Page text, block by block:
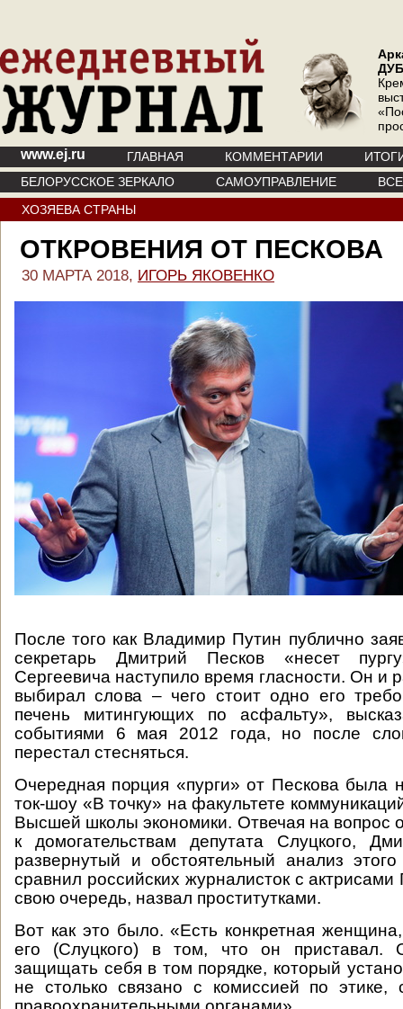
www.ej.ru ГЛАВНАЯ КОММЕНТАРИИ
БЕЛОРУССКОЕ ЗЕРКАЛО
САМОУПРАВЛЕНИЕ
ХОЗЯЕВА СТРАНЫ
ОТКРОВЕНИЯ ОТ ПЕСКОВА
30 МАРТА 2018, ИГОРЬ ЯКОВЕНКО
После того как Владимир Путин публично
секретарь Дмитрий Песков «несет
Сергеевича наступило время гласности. Он и
выбирал слова – чего стоит одно его
печень митингующих по асфальту»,
событиями 6 мая 2012 года, но после
перестал стесняться.
Очередная порция «пурги» от Пескова была
ток-шоу «В точку» на факультете
Высшей школы экономики. Отвечая на вопрос
к домогательствам депутата Слуцкого,
развернутый и обстоятельный анализ
сравнил российских журналисток с актрисами
свою очередь, назвал проститутками.
Вот как это было. «Есть конкретная
его (Слуцкого) в том, что он приставал.
защищать себя в том порядке, который
не столько связано с комиссией по этике,